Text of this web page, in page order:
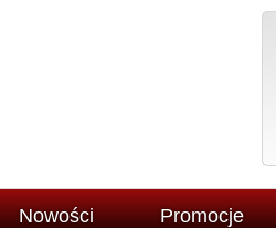
Nowości Promocje